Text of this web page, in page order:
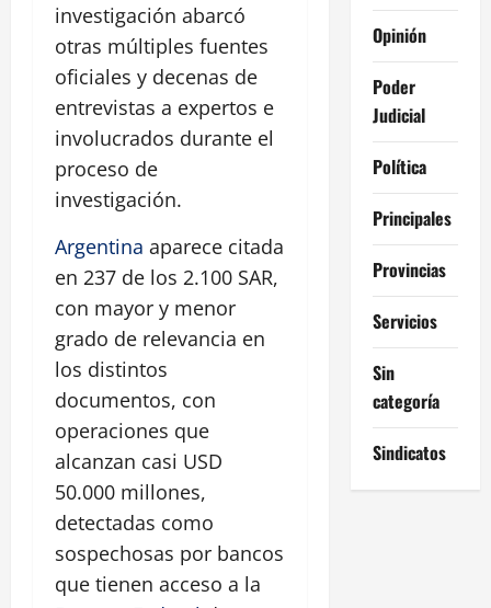
investigación abarcó
otras múltiples fuentes
oficiales y decenas de
entrevistas a expertos e
involucrados durante el
proceso de
investigación.
Argentina aparece citada
en 237 de los 2.100 SAR,
con mayor y menor
grado de relevancia en
los distintos
documentos, con
operaciones que
alcanzan casi USD
50.000 millones,
detectadas como
sospechosas por bancos
que tienen acceso a la
Opinión
Poder
Judicial
Política
Principales
Provincias
Servicios
Sin
categoría
Sindicatos